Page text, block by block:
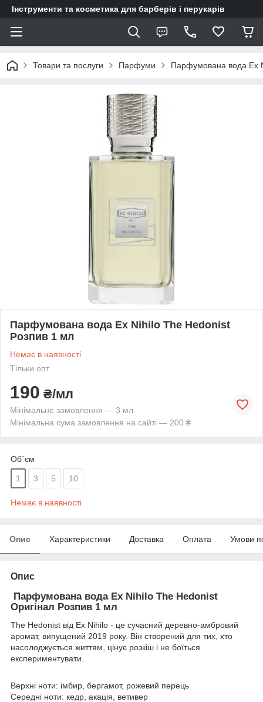
Інструменти та косметика для барберів і перукарів
Товари та послуги Парфуми Парфумована вода Ex
Парфумована вода Ex Nihilo The Hedonist
Розпив 1 мл
Немає в наявності
Тільки опт
190 ₴/мл
Мінімальне замовлення — 3 мл
Мінімальна сума замовлення на сайті — 200 ₴
Об`єм
1 3 5 10
Немає в наявності
Опис Характеристики Доставка Оплата Умови
Опис
Парфумована вода Ex Nihilo The Hedonist
Оригінал Розпив 1 мл
The Hedonist від Ex Nihilo - це сучасний деревно-амбровий
аромат, випущений 2019 року. Він створений для тих, хто
насолоджується життям, цінує розкіш і не боїться
експериментувати.
Верхні ноти: імбир, бергамот, рожевий перець
Середні ноти: кедр, акація, ветивер